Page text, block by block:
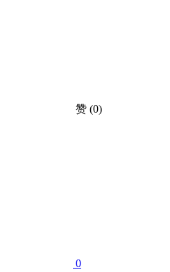
赞 (0)
0